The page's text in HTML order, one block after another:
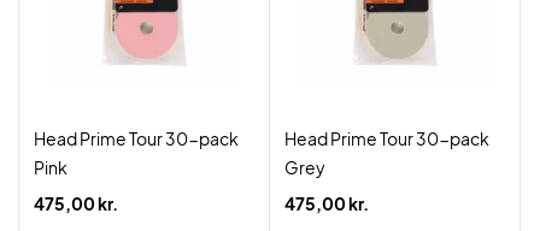
Head Prime Tour 30-pack
Pink
475,00 kr.
Head Prime Tour 30-pack
Grey
475,00 kr.